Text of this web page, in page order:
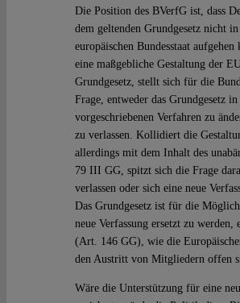
Die Position des BVerfG ist, dass
dem geltenden Grundgesetz nicht
europäischen Bundesstaat
eine maßgebliche Gestaltung der
Grundgesetz, stellt sich für die
Frage, entweder das Grundgesetz
vorgeschriebenen Verfahren zu
zu verlassen. Kollidiert die
allerdings mit dem Inhalt des
79 III GG, spitzt sich die Frage
verlassen oder sich eine neue
Das Grundgesetz ist für die
neue Verfassung ersetzt zu werden,
(Art. 146 GG), wie die
den Austritt von Mitgliedern offen
Wäre die Unterstützung für eine